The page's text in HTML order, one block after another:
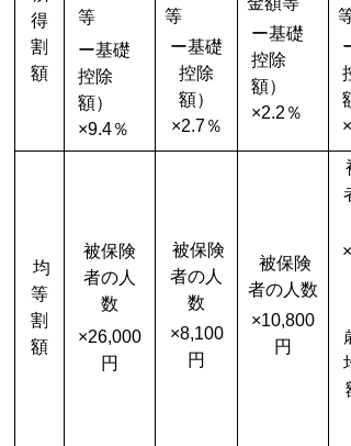
得
割
額
等
ー基礎
控除
額）
×9.4％
等
ー基礎
控除
額）
×2.7％
ー基礎
控除
額）
×2.2％
等
均
等
割
額
被保険
者の人
数
×26,000
円
被保険
者の人
数
×8,100
円
被保険
者の人数
×10,800
円